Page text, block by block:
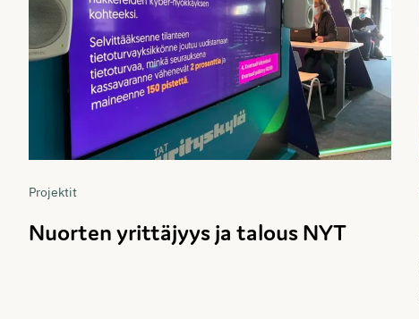
Projektit
Nuorten yrittäjyys ja talous NYT